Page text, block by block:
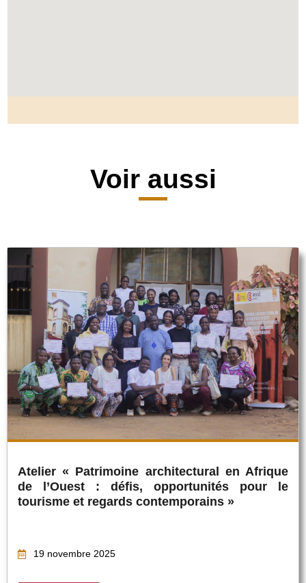
Voir aussi
Atelier « Patrimoine architectural en Afrique
de l’Ouest : défis, opportunités pour le
tourisme et regards contemporains »
19 novembre 2025